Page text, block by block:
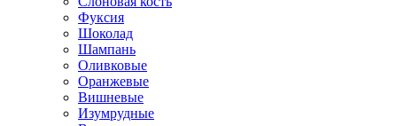
Фуксия
Шоколад
Шампань
Оливковые
Оранжевые
Вишневые
Изумрудные